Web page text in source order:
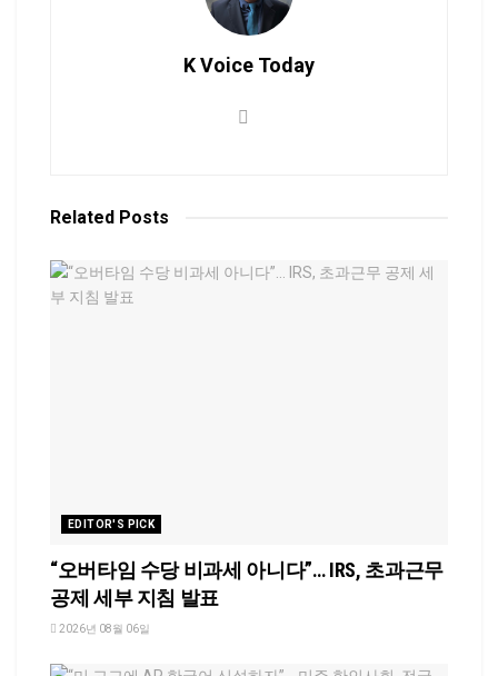
K Voice Today
Related Posts
EDITOR'S PICK
“오버타임 수당 비과세 아니다”… IRS, 초과근무
공제 세부 지침 발표
2026년 08월 06일